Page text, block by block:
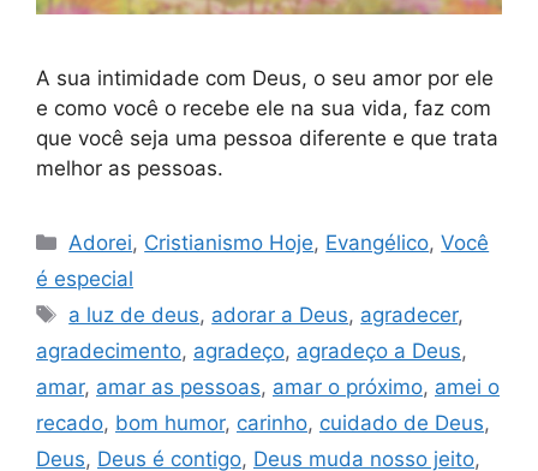
A sua intimidade com Deus, o seu amor por ele
e como você o recebe ele na sua vida, faz com
que você seja uma pessoa diferente e que trata
melhor as pessoas.
Categorias
Adorei, Cristianismo Hoje, Evangélico,Você
é especial
Tags
a luz de deus, adorar a Deus, agradecer,
agradecimento, agradeço, agradeço a Deus,
amar, amar as pessoas, amar o próximo, amei o
recado, bom humor, carinho, cuidado de Deus,
Deus, Deus é contigo, Deus muda nosso jeito,